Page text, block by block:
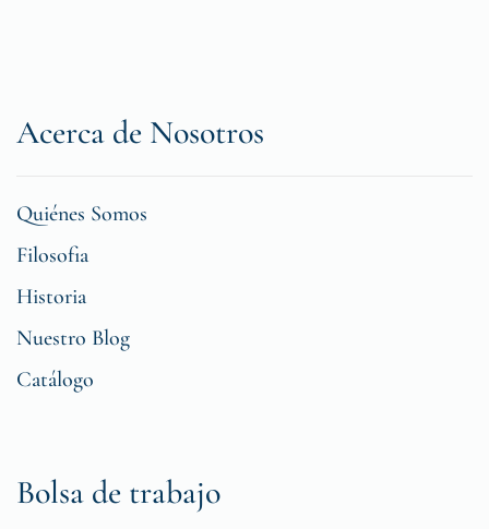
Acerca de Nosotros
Quiénes Somos
Filosofia
Historia
Nuestro Blog
Catálogo
Bolsa de trabajo